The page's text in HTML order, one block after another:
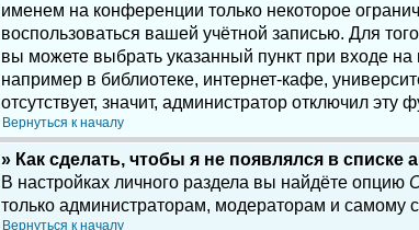
именем на конференции только некоторое
воспользоваться вашей учётной записью. Для
вы можете выбрать указанный пункт при входе
например в библиотеке, интернет-кафе,
отсутствует, значит, администратор отключил эту
Вернуться к началу
» Как сделать, чтобы я не появлялся в списке
В настройках личного раздела вы найдёте опцию
только администраторам, модераторам и самому
Вернуться к началу